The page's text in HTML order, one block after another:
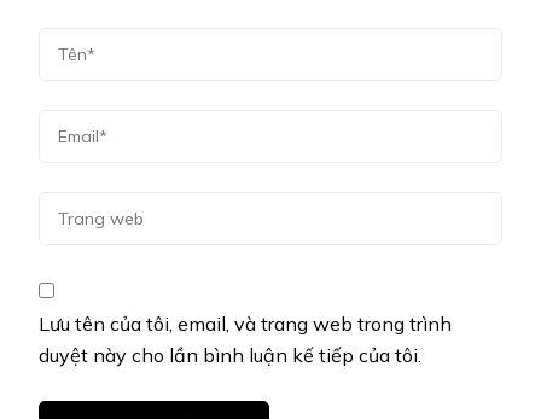
Lưu tên của tôi, email, và trang web trong trình
duyệt này cho lần bình luận kế tiếp của tôi.